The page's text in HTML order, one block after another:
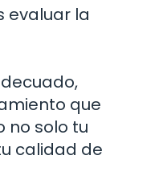
evaluar la
que
no solo tu
calidad de